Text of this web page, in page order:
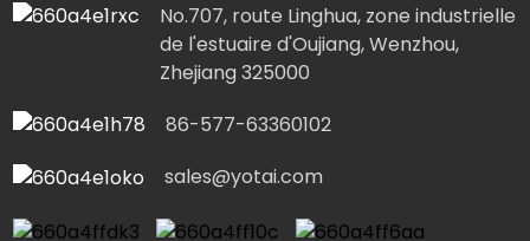
No.707, route Linghua, zone industrielle
de l'estuaire d'Oujiang, Wenzhou,
Zhejiang 325000
86-577-63360102
sales@yotai.com